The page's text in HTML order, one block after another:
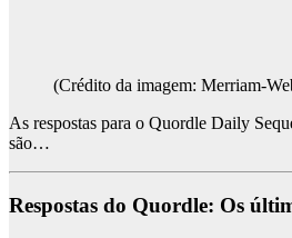
(Crédito da imagem: Merriam-
As respostas para o Quordle Daily
são…
Respostas do Quordle: Os